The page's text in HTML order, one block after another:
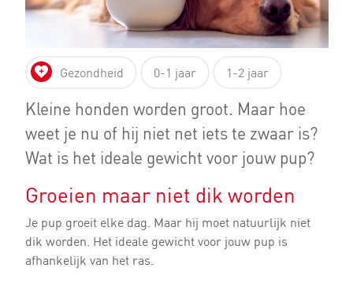
Gezondheid 0-1 jaar 1-2 jaar
Kleine honden worden groot. Maar hoe
weet je nu of hij niet net iets te zwaar is?
Wat is het ideale gewicht voor jouw pup?
Groeien maar niet dik worden
Je pup groeit elke dag. Maar hij moet natuurlijk niet
dik worden. Het ideale gewicht voor jouw pup is
afhankelijk van het ras.